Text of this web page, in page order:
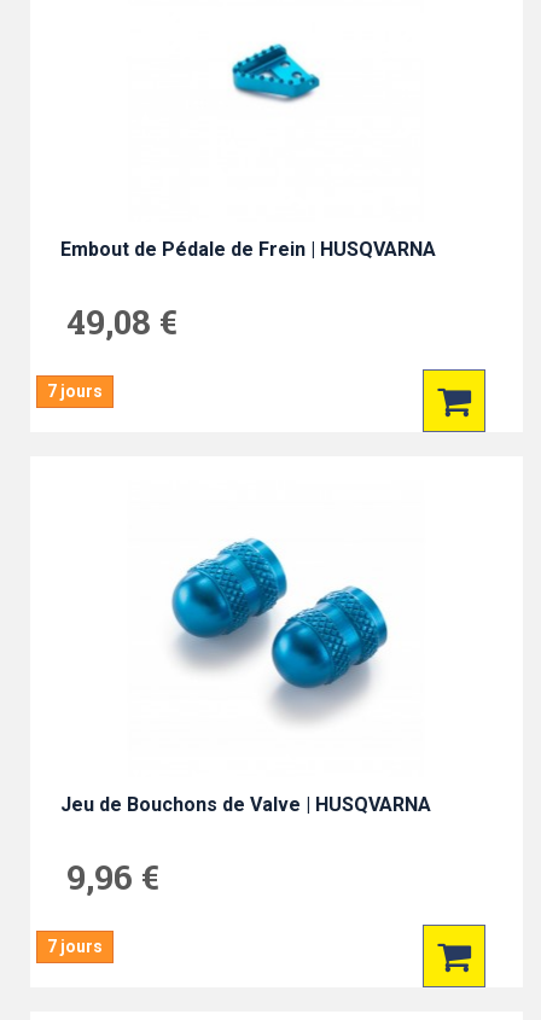
Embout de Pédale de Frein | HUSQVARNA
49,08 €
7 jours
Jeu de Bouchons de Valve | HUSQVARNA
9,96 €
7 jours